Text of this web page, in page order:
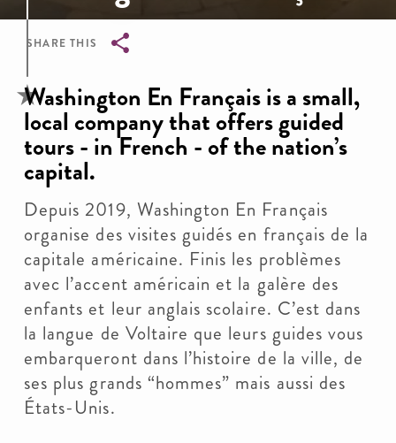
SHARE THIS
Breadcrumb
Washington En Français is a small,
local company that offers guided
tours - in French - of the nation’s
capital.
Depuis 2019, Washington En Français
organise des visites guidés en français de la
capitale américaine. Finis les problèmes
avec l’accent américain et la galère des
enfants et leur anglais scolaire. C’est dans
la langue de Voltaire que leurs guides vous
embarqueront dans l’histoire de la ville, de
ses plus grands “hommes” mais aussi des
États-Unis.